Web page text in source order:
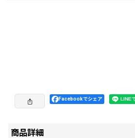
Facebookでシェア
商品詳細